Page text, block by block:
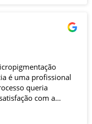
é uma profissional
queria
com a